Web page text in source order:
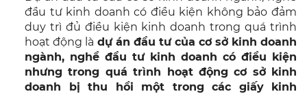
đầu tư kinh doanh có điều kiện không bảo đảm
duy trì đủ điều kiện kinh doanh trong quá trình
hoạt động là dự án đầu tư của cơ sở kinh doanh
ngành, nghề đầu tư kinh doanh có điều kiện
nhưng trong quá trình hoạt động cơ sở kinh
doanh bị thu hồi một trong các giấy kinh